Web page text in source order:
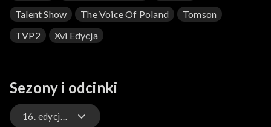
Talent Show
The Voice Of Poland
Tomson
TVP2
Xvi Edycja
Sezony i odcinki
16. edycja – występy